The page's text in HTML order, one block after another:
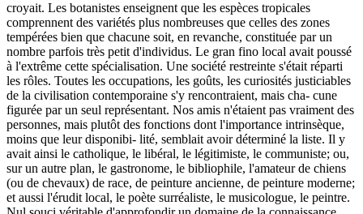
croyait. Les botanistes enseignent que les espèces tropicales
comprennent des variétés plus nombreuses que celles des zones
tempérées bien que chacune soit, en revanche, constituée par un
nombre parfois très petit d'individus. Le gran fino local avait poussé
à l'extrême cette spécialisation. Une société restreinte s'était réparti
les rôles. Toutes les occupations, les goûts, les curiosités justiciables
de la civilisation contemporaine s'y rencontraient, mais cha- cune
figurée par un seul représentant. Nos amis n'étaient pas vraiment des
personnes, mais plutôt des fonctions dont l'importance intrinsèque,
moins que leur disponibi- lité, semblait avoir déterminé la liste. Il y
avait ainsi le catholique, le libéral, le légitimiste, le communiste; ou,
sur un autre plan, le gastronome, le bibliophile, l'amateur de chiens
(ou de chevaux) de race, de peinture ancienne, de peinture moderne;
et aussi l'érudit local, le poète surréaliste, le musicologue, le peintre.